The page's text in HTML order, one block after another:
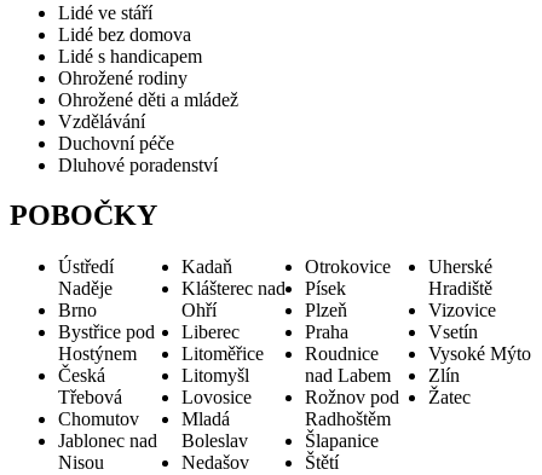
Lidé ve stáří
Lidé bez domova
Lidé s handicapem
Ohrožené rodiny
Ohrožené děti a mládež
Vzdělávání
Duchovní péče
Dluhové poradenství
POBOČKY
Ústředí
Naděje
Brno
Bystřice pod
Hostýnem
Česká
Třebová
Chomutov
Jablonec nad
Nisou
Kadaň
Klášterec nad
Ohří
Liberec
Litoměřice
Litomyšl
Lovosice
Mladá
Boleslav
Nedašov
Otrokovice
Písek
Plzeň
Praha
Roudnice
nad Labem
Rožnov pod
Radhoštěm
Šlapanice
Štětí
Uherské
Hradiště
Vizovice
Vsetín
Vysoké Mýto
Zlín
Žatec